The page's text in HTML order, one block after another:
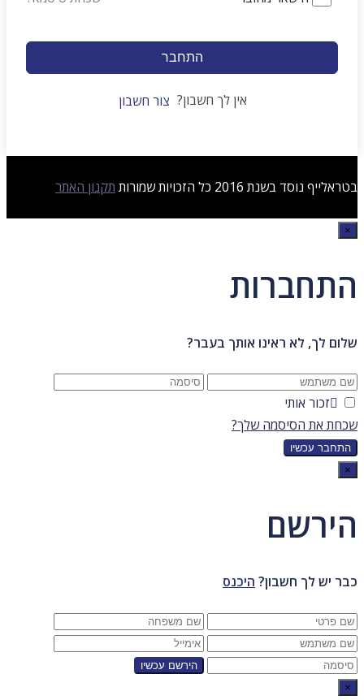
התחבר
אין לך חשבון? צור חשבון
בטראלייף נוסד בשנת 2016 כל הזכויות שמורות תקנון האתר
×
התחברות
שלום לך, לא ראינו אותך בעבר?
זכור אותי
שכחת את הסיסמה שלך?
×
הירשם
כבר יש לך חשבון? היכנס
×